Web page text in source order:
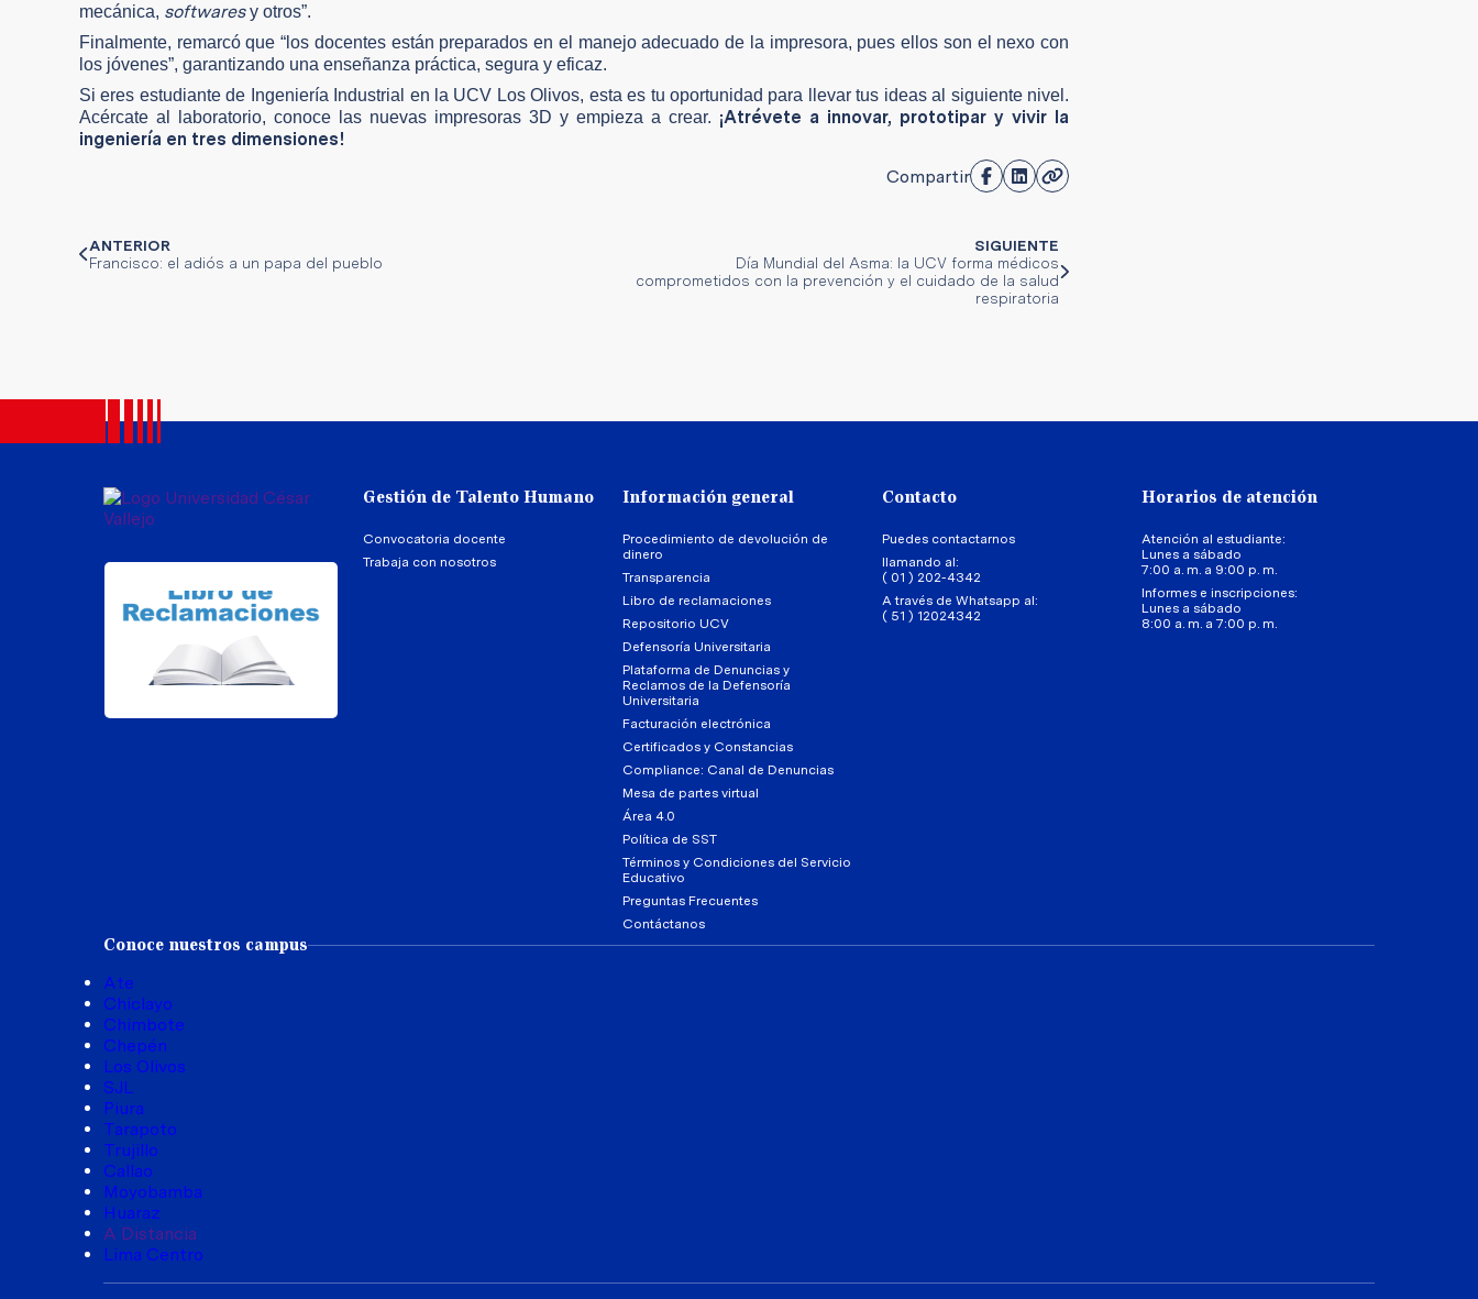
mecánica, softwaresy otros”.
Finalmente, remarcó que “los docentes están preparados en el manejo adecuado de la impresora, pues ellos son el nexo con
los jóvenes”, garantizando una enseñanza práctica, segura y eficaz.
Si eres estudiante de Ingeniería Industrial en la UCV Los Olivos, esta es tu oportunidad para llevar tus ideas al siguiente nivel.
Acércate al laboratorio, conoce las nuevas impresoras 3D y empieza a crear. ¡Atrévete a innovar, prototipar y vivir la
ingeniería en tres dimensiones!
Compartir
ANTERIOR
Francisco: el adiós a un papa del pueblo
SIGUIENTE
Día Mundial del Asma: la UCV forma médicos
comprometidos con la prevención y el cuidado de la salud
respiratoria
Gestión de Talento Humano
Convocatoria docente
Trabaja con nosotros
Información general
Procedimiento de devolución de
dinero
Transparencia
Libro de reclamaciones
Repositorio UCV
Defensoría Universitaria
Plataforma de Denuncias y
Reclamos de la Defensoría
Universitaria
Facturación electrónica
Certificados y Constancias
Compliance: Canal de Denuncias
Mesa de partes virtual
Área 4.0
Política de SST
Términos y Condiciones del Servicio
Educativo
Preguntas Frecuentes
Contáctanos
Contacto
Puedes contactarnos
llamando al:
( 01 ) 202-4342
A través de Whatsapp al:
( 51 ) 12024342
Horarios de atención
Atención al estudiante:
Lunes a sábado
7:00 a. m. a 9:00 p. m.
Informes e inscripciones:
Lunes a sábado
8:00 a. m. a 7:00 p. m.
Conoce nuestros campus
Ate
Chiclayo
Chimbote
Chepén
Los Olivos
SJL
Piura
Tarapoto
Trujillo
Callao
Moyobamba
Huaraz
A Distancia
Lima Centro